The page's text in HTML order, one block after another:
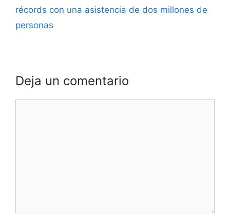
récords con una asistencia de dos millones de
personas
Deja un comentario